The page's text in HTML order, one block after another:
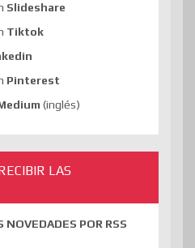
Slideshare
Tiktok
Pinterest
(inglés)
LAS
NOVEDADES POR RSS